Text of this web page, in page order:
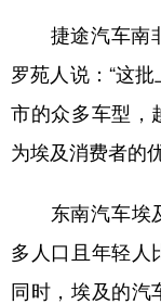
捷途汽车南非
罗苑人说：“这
市的众多车型，
为埃及消费者的
东南汽车埃及
多人口且年轻人
同时，埃及的汽